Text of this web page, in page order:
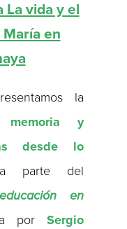
La vida y el
en
la
memoria y
desde lo
parte del
en
por Sergio